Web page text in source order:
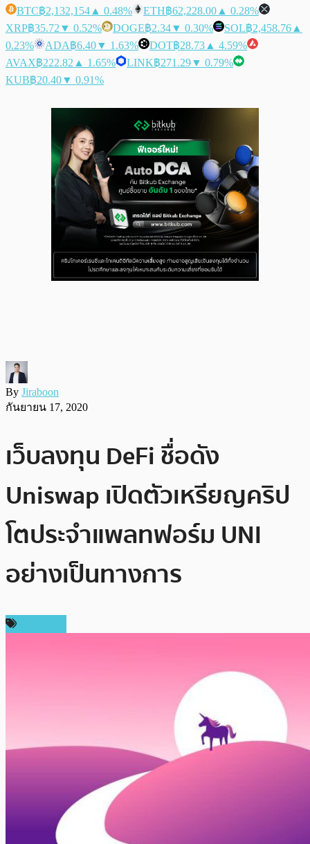
BTC฿2,132,154 ▲ 0.48% ETH฿62,228.00 ▲ 0.28%
XRP฿35.72 ▼ 0.52% DOGE฿2.34▼ 0.30% SOL฿2,458.76 ▲
0.23%
ADA฿6.40▼ 1.63% DOT฿28.73 ▲ 4.59%
AVAX฿222.82 ▲ 1.65% LINK฿271.29▼ 0.79%
KUB฿20.40▼ 0.91%
By Jiraboon
กันยายน 17, 2020
เว็บลงทุน DeFi ชื่อดัง
Uniswap เปิดตัวเหรียญคริป
โตประจำแพลทฟอร์ม UNI
อย่างเป็นทางการ